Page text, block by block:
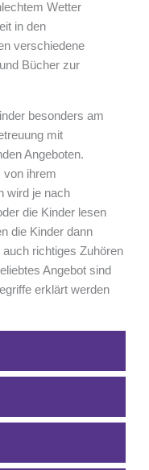
Wetter
in den
verschiedene
Bücher zur
besonders am
mit
Angeboten.
von ihrem
wird je nach
die Kinder lesen
die Kinder dann
richtiges Zuhören
Angebot sind
erklärt werden